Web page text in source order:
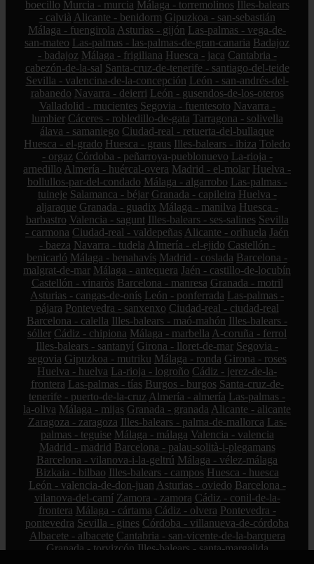
boecillo Murcia - murcia Málaga - torremolinos Illes-balears
- calvià Alicante - benidorm Gipuzkoa - san-sebastián
Málaga - fuengirola Asturias - gijón Las-palmas - vega-de-
san-mateo Las-palmas - las-palmas-de-gran-canaria Badajoz
- badajoz Málaga - frigiliana Huesca - jaca Cantabria -
cabezón-de-la-sal Santa-cruz-de-tenerife - santiago-del-teide
Sevilla - valencina-de-la-concepción León - san-andrés-del-
rabanedo Navarra - deierri León - gusendos-de-los-oteros
Valladolid - mucientes Segovia - fuentesoto Navarra -
lumbier Cáceres - robledillo-de-gata Tarragona - solivella
álava - samaniego Ciudad-real - retuerta-del-bullaque
Huesca - el-grado Huesca - graus Illes-balears - ibiza Toledo
- orgaz Córdoba - peñarroya-pueblonuevo La-rioja -
arnedillo Almería - huércal-overa Madrid - el-molar Huelva -
bollullos-par-del-condado Málaga - algarrobo Las-palmas -
tuineje Salamanca - béjar Granada - capileira Huelva -
aljaraque Granada - guadix Málaga - manilva Huesca -
barbastro Valencia - sagunt Illes-balears - ses-salines Sevilla
- carmona Ciudad-real - valdepeñas Alicante - orihuela Jaén
- baeza Navarra - tudela Almería - el-ejido Castellón -
benicarló Málaga - benahavís Madrid - coslada Barcelona -
malgrat-de-mar Málaga - antequera Jaén - castillo-de-locubín
Castellón - vinaròs Barcelona - manresa Granada - motril
Asturias - cangas-de-onís León - ponferrada Las-palmas -
pájara Pontevedra - sanxenxo Ciudad-real - ciudad-real
Barcelona - calella Illes-balears - maó-mahón Illes-balears -
sóller Cádiz - chipiona Málaga - marbella A-coruña - ferrol
Illes-balears - santanyí Girona - lloret-de-mar Segovia -
segovia Gipuzkoa - mutriku Málaga - ronda Girona - roses
Huelva - huelva La-rioja - logroño Cádiz - jerez-de-la-
frontera Las-palmas - tías Burgos - burgos Santa-cruz-de-
tenerife - puerto-de-la-cruz Almería - almería Las-palmas -
la-oliva Málaga - mijas Granada - granada Alicante - alicante
Zaragoza - zaragoza Illes-balears - palma-de-mallorca Las-
palmas - teguise Málaga - málaga Valencia - valencia
Madrid - madrid Barcelona - palau-solità-i-plegamans
Barcelona - vilanova-i-la-geltrú Málaga - vélez-málaga
Bizkaia - bilbao Illes-balears - campos Huesca - huesca
León - valencia-de-don-juan Asturias - oviedo Barcelona -
vilanova-del-camí Zamora - zamora Cádiz - conil-de-la-
frontera Málaga - cártama Cádiz - olvera Pontevedra -
pontevedra Sevilla - gines Córdoba - villanueva-de-córdoba
Albacete - albacete Cantabria - san-vicente-de-la-barquera
Granada - torvizcón Illes-balears - santa-margalida